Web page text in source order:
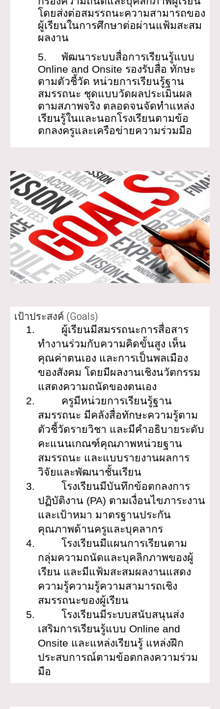
โดยส่งต่อสมรรถนะความสามารถของ
ผู้เรียนในการศึกษาต่อผ่านแฟ้มสะสม
ผลงาน
5.
พัฒนาระบบสื่อการเรียนรู้แบบ
Online and Onsite รองรับสื่อ ทักษะ
ตามตัวชี้วัด หน่วยการเรียนรู้ฐาน
สมรรถนะ ชุดแบบวัดผลประเมินผล
ตามสภาพจริง ตลอดจนจัดทำแหล่ง
เรียนรู้ในและนอกโรงเรียนตามข้อ
ตกลงครูและเครือข่ายความร่วมมือ
เป้าประสงค์ (Goals)
1.
ผู้เรียนมีสมรรถนะการสื่อสาร
ทำงานร่วมกับความคิดขั้นสูง เห็น
คุณค่าตนเอง และการเป็นพลเมือง
ของสังคม โดยมีผลงานเชิงนวัตกรรม
แสดงความถนัดของตนเอง
2.
ครูมีหน่วยการเรียนรู้ฐาน
สมรรถนะ มีคลังสื่อทักษะความรู้ตาม
ตัวชี้วัดรายวิชา และมีคำอธิบายระดับ
คะแนนเกณฑ์คุณภาพหน่วยฐาน
สมรรถนะ และแบบรายงานผลการ
วิจัยและพัฒนาชั้นเรียน
3.
โรงเรียนมีบันทึกข้อตกลงการ
ปฏิบัติงาน (PA) ตามเงื่อนไขภาระงาน
และเป้าหมา มาตรฐานประกัน
คุณภาพด้านครูและบุคลากร
4.
โรงเรียนมีแผนการเรียนตาม
กลุ่มความถนัดและบุคลิกภาพของผู้
เรียน และมีแฟ้มสะสมผลงานแสดง
ความรู้ความรู้ความสามารถเชิง
สมรรถนะของผู้เรียน
5.
โรงเรียนมีระบบสนับสนุนส่ง
เสริมการเรียนรู้แบบ Online and
Onsite และแหล่งเรียนรู้ แหล่งฝึก
ประสบการณ์ตามข้อตกลงความร่วม
มือ